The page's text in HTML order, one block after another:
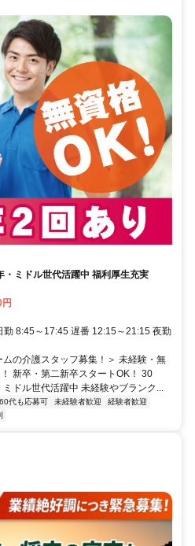
ミドル世代活躍中 福利厚生充実
8:45～17:45 遅番 12:15～21:15 夜勤
の介護スタッフ募集！＞ 未経験・無
新卒・第二新卒スタートOK！ 30
ドル世代活躍中 未経験やブランク...
60代も応募可 未経験者歓迎
経験者歓迎